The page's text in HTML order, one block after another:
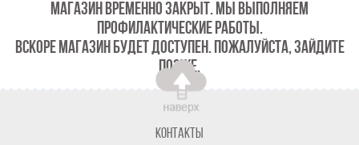
МАГАЗИН ВРЕМЕННО ЗАКРЫТ. МЫ ВЫПОЛНЯЕМ
ПРОФИЛАКТИЧЕСКИЕ РАБОТЫ.
ВСКОРЕ МАГАЗИН БУДЕТ ДОСТУПЕН. ПОЖАЛУЙСТА, ЗАЙДИТЕ
ПОЗЖЕ.
Контакты